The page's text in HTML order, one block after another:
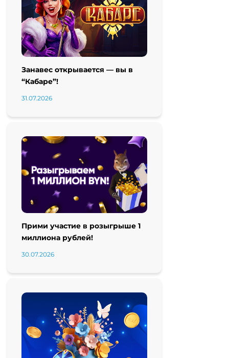
Занавес открывается — вы в
“Кабаре”!
31.07.2026
Прими участие в розыгрыше 1
миллиона рублей!
30.07.2026